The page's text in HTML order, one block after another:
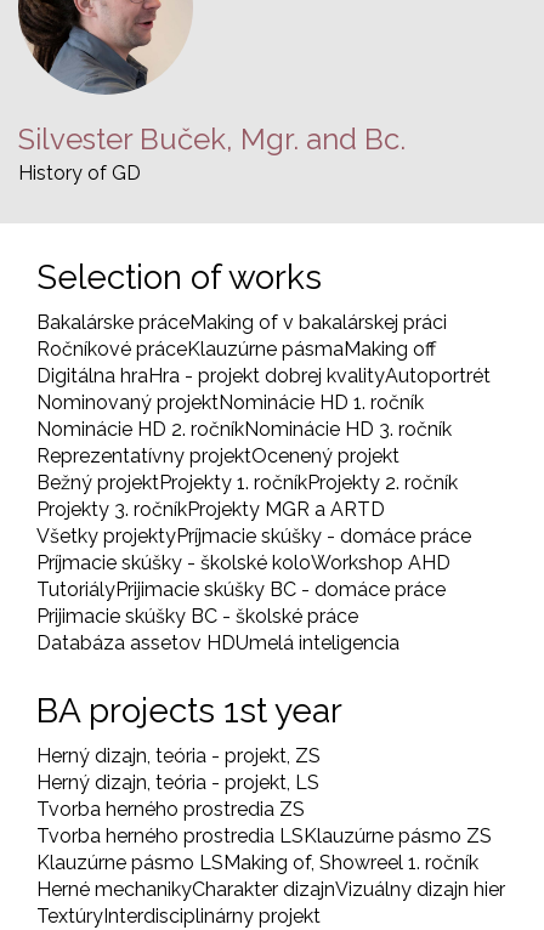
Silvester Buček, Mgr. and Bc.
History of GD
Selection of works
Bakalárske práceMaking of v bakalárskej práci
Ročníkové práceKlauzúrne pásmaMaking off
Digitálna hraHra - projekt dobrej kvalityAutoportrét
Nominovaný projektNominácie HD 1. ročník
Nominácie HD 2. ročníkNominácie HD 3. ročník
Reprezentatívny projektOcenený projekt
Bežný projektProjekty 1. ročníkProjekty 2. ročník
Projekty 3. ročníkProjekty MGR a ARTD
Všetky projektyPríjmacie skúšky - domáce práce
Príjmacie skúšky - školské koloWorkshop AHD
TutoriályPrijimacie skúšky BC - domáce práce
Prijimacie skúšky BC - školské práce
Databáza assetov HDUmelá inteligencia
BA projects 1st year
Herný dizajn, teória - projekt, ZS
Herný dizajn, teória - projekt, LS
Tvorba herného prostredia ZS
Tvorba herného prostredia LSKlauzúrne pásmo ZS
Klauzúrne pásmo LSMaking of, Showreel 1. ročník
Herné mechanikyCharakter dizajnVizuálny dizajn hier
TextúryInterdisciplinárny projekt